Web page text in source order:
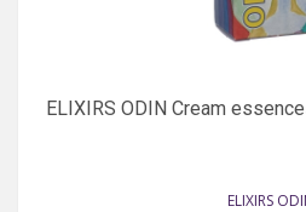
ELIXIRS ODIN Cream
ELIXIRS